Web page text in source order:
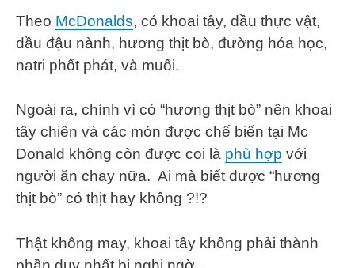
Theo McDonalds, có khoai tây, dầu thực vật,
dầu đậu nành, hương thịt bò, đường hóa học,
natri phốt phát, và muối.
Ngoài ra, chính vì có “hương thịt bò” nên khoai
tây chiên và các món được chế biến tại Mc
Donald không còn được coi là phù hợp với
người ăn chay nữa. Ai mà biết được “hương
thịt bò” có thịt hay không ?!?
Thật không may, khoai tây không phải thành